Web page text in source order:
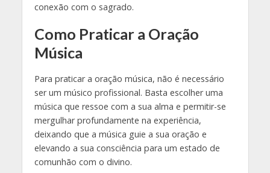
conexão com o sagrado.
Como Praticar a Oração
Música
Para praticar a oração música, não é necessário
ser um músico profissional. Basta escolher uma
música que ressoe com a sua alma e permitir-se
mergulhar profundamente na experiência,
deixando que a música guie a sua oração e
elevando a sua consciência para um estado de
comunhão com o divino.